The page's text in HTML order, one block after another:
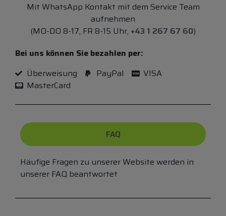
Mit WhatsApp Kontakt mit dem Service Team
aufnehmen
(MO-DO 8-17, FR 8-15 Uhr, +43 1 267 67 60)
Bei uns können Sie bezahlen per:
Überweisung
PayPal
VISA
MasterCard
FAQ
Häufige Fragen zu unserer Website werden in
unserer FAQ beantwortet